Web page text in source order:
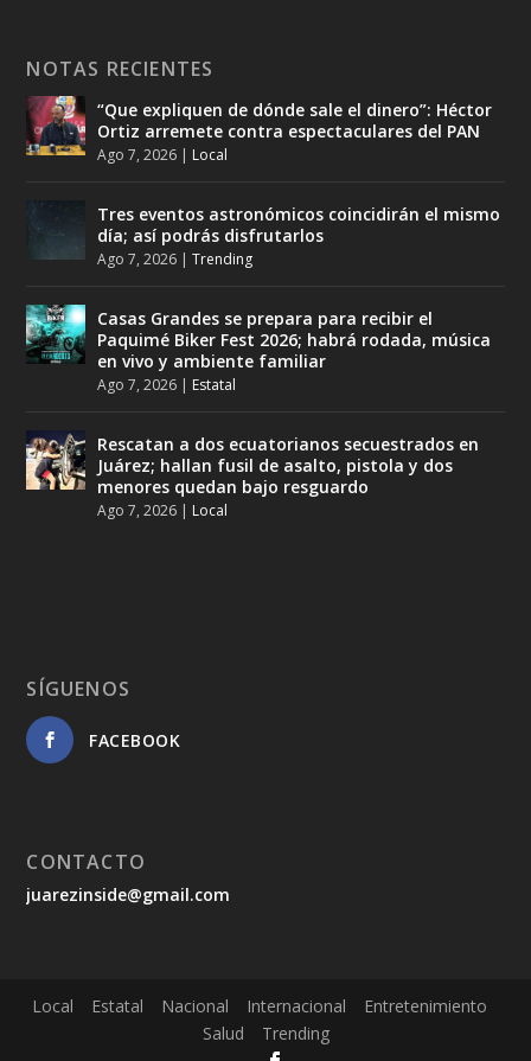
NOTAS RECIENTES
“Que expliquen de dónde sale el dinero”: Héctor
Ortiz arremete contra espectaculares del PAN
Ago 7, 2026 | Local
Tres eventos astronómicos coincidirán el mismo
día; así podrás disfrutarlos
Ago 7, 2026 |Trending
Casas Grandes se prepara para recibir el
Paquimé Biker Fest 2026; habrá rodada, música
en vivo y ambiente familiar
Ago 7, 2026 | Estatal
Rescatan a dos ecuatorianos secuestrados en
Juárez; hallan fusil de asalto, pistola y dos
menores quedan bajo resguardo
Ago 7, 2026 | Local
SÍGUENOS
FACEBOOK
CONTACTO
juarezinside@gmail.com
Local Estatal Nacional Internacional
Entretenimiento
Salud
Trending